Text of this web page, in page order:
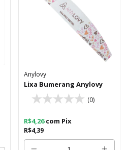
Anylovy
Lixa Bumerang Anylovy
(0)
R$4,39
R$4,26com Pix